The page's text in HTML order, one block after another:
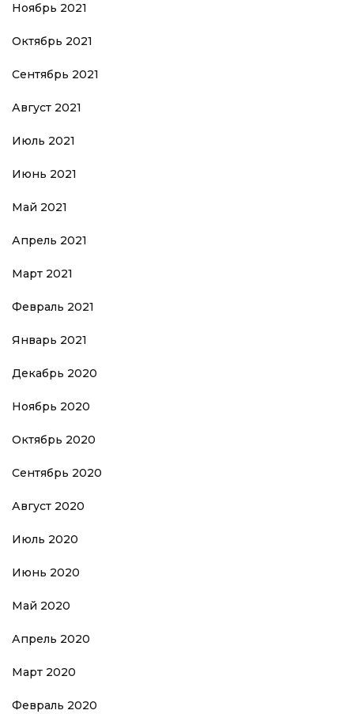
Ноябрь 2021
Октябрь 2021
Сентябрь 2021
Август 2021
Июль 2021
Июнь 2021
Май 2021
Апрель 2021
Март 2021
Февраль 2021
Январь 2021
Декабрь 2020
Ноябрь 2020
Октябрь 2020
Сентябрь 2020
Август 2020
Июль 2020
Июнь 2020
Май 2020
Апрель 2020
Март 2020
Февраль 2020